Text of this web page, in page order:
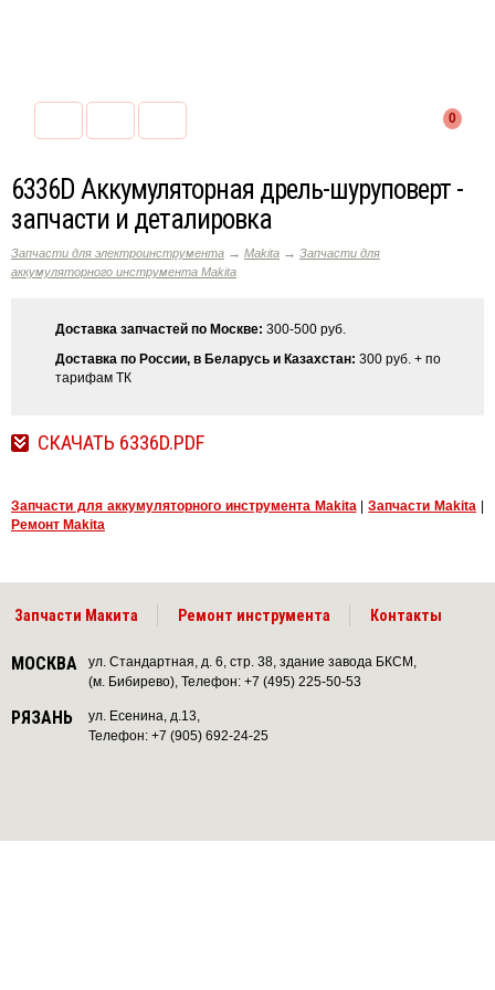
0
6336D Аккумуляторная дрель-шуруповерт -
запчасти и деталировка
Запчасти для электроинструмента → Makita → Запчасти для
аккумуляторного инструмента Makita
Доставка запчастей по Москве: 300-500 руб.
Доставка по России, в Беларусь и Казахстан: 300 руб. + по
тарифам ТК
СКАЧАТЬ 6336D.PDF
Запчасти для аккумуляторного инструмента Makita|Запчасти Makita
Ремонт Makita
Запчасти Макита Ремонт инструмента Контакты
МОСКВА
ул. Стандартная, д. 6, стр. 38, здание завода БКСМ,
(м. Бибирево), Телефон: +7 (495) 225-50-53
РЯЗАНЬ
ул. Есенина, д.13,
Телефон: +7 (905) 692-24-25